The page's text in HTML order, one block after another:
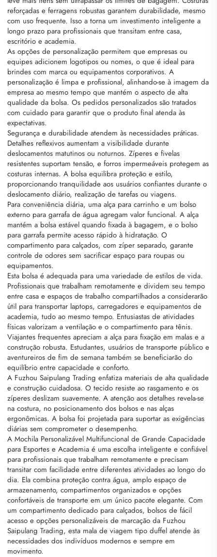
reforçadas e ferragens robustas garantem durabilidade, mesmo
com uso frequente. Isso a torna um investimento inteligente a
longo prazo para profissionais que transitam entre casa,
escritório e academia.
As opções de personalização permitem que empresas ou
equipes adicionem logotipos ou nomes, o que é ideal para
brindes com marca ou equipamentos corporativos. A
personalização é limpa e profissional, alinhando-se à imagem da
empresa ao mesmo tempo que mantém o aspecto de alta
qualidade da bolsa. Os pedidos personalizados são tratados
com cuidado para garantir que o produto final atenda às
expectativas.
Segurança e durabilidade atendem às necessidades práticas.
Detalhes reflexivos aumentam a visibilidade durante
deslocamentos matutinos ou noturnos. Zíperes e fivelas
resistentes suportam tensão, e forros impermeáveis protegem as
costuras internas. A bolsa equilibra proteção e estilo,
proporcionando tranquilidade aos usuários confiantes durante o
deslocamento diário, realização de tarefas ou viagens.
Para conveniência diária, uma alça para carrinho e um bolso
externo para garrafa de água agregam valor funcional. A alça
mantém a bolsa estável quando fixada à bagagem, e o bolso
para garrafa permite acesso rápido à hidratação. O
compartimento para calçados, com zíper separado, garante
controle de odores sem sacrificar espaço para roupas ou
equipamentos.
Esta bolsa é adequada para uma variedade de estilos de vida.
Profissionais que trabalham remotamente e dividem seu tempo
entre casa e espaços de trabalho compartilhados a considerarão
útil para transportar laptops, carregadores e equipamentos de
academia, tudo ao mesmo tempo. Entusiastas de atividades
físicas valorizam a ventilação e o compartimento para tênis.
Viajantes frequentes apreciam a alça para fixação em malas e a
construção robusta. Estudantes, usuários de transporte público e
aventureiros de fim de semana também se beneficiarão do
equilíbrio entre capacidade e conforto.
A Fuzhou Saipulang Trading enfatiza materiais de alta qualidade
e construção cuidadosa. O tecido resiste ao rasgamento e os
zíperes deslizam suavemente. A atenção aos detalhes revela-se
na costura, no posicionamento dos bolsos e nas alças
ergonômicas. A bolsa foi projetada para suportar as exigências
diárias sem comprometer o desempenho.
A Mochila Personalizável Multifuncional de Grande Capacidade
para Esportes e Academia é uma escolha inteligente e confiável
para profissionais que trabalham remotamente e precisam
transitar com facilidade entre diferentes atividades ao longo do
dia. Ela combina proteção contra água, amplo espaço de
armazenamento, compartimentos organizados e opções
confortáveis de transporte em um único pacote elegante. Com
um compartimento dedicado para calçados, bolsos de fácil
acesso e opções personalizáveis de marcação da Fuzhou
Saipulang Trading, esta mala de viagem tipo duffel atende às
necessidades dos indivíduos modernos e sempre em
movimento.